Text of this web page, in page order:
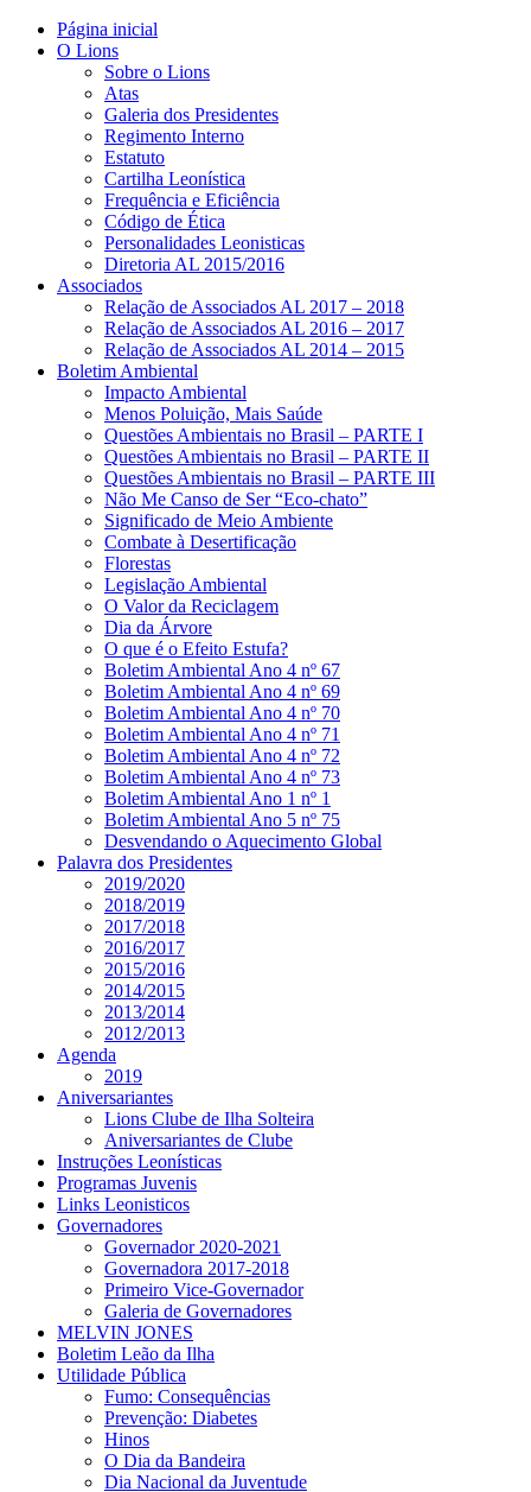
Página inicial
O Lions
Sobre o Lions
Atas
Galeria dos Presidentes
Regimento Interno
Estatuto
Cartilha Leonística
Frequência e Eficiência
Código de Ética
Personalidades Leonisticas
Diretoria AL 2015/2016
Associados
Relação de Associados AL 2017 – 2018
Relação de Associados AL 2016 – 2017
Relação de Associados AL 2014 – 2015
Boletim Ambiental
Impacto Ambiental
Menos Poluição, Mais Saúde
Questões Ambientais no Brasil – PARTE I
Questões Ambientais no Brasil – PARTE II
Questões Ambientais no Brasil – PARTE III
Não Me Canso de Ser “Eco-chato”
Significado de Meio Ambiente
Combate à Desertificação
Florestas
Legislação Ambiental
O Valor da Reciclagem
Dia da Árvore
O que é o Efeito Estufa?
Boletim Ambiental Ano 4 nº 67
Boletim Ambiental Ano 4 nº 69
Boletim Ambiental Ano 4 nº 70
Boletim Ambiental Ano 4 nº 71
Boletim Ambiental Ano 4 nº 72
Boletim Ambiental Ano 4 nº 73
Boletim Ambiental Ano 1 nº 1
Boletim Ambiental Ano 5 nº 75
Desvendando o Aquecimento Global
Palavra dos Presidentes
2019/2020
2018/2019
2017/2018
2016/2017
2015/2016
2014/2015
2013/2014
2012/2013
Agenda
2019
Aniversariantes
Lions Clube de Ilha Solteira
Aniversariantes de Clube
Instruções Leonísticas
Programas Juvenis
Links Leonisticos
Governadores
Governador 2020-2021
Governadora 2017-2018
Primeiro Vice-Governador
Galeria de Governadores
MELVIN JONES
Boletim Leão da Ilha
Utilidade Pública
Fumo: Consequências
Prevenção: Diabetes
Hinos
O Dia da Bandeira
Dia Nacional da Juventude